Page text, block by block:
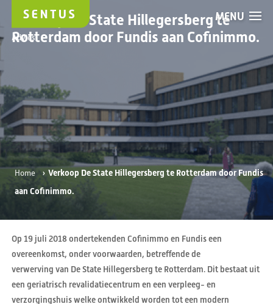
Advies
MENU
Verkoop De State Hillegersberg te
Rotterdam door Fundis aan Cofinimmo.
Home ›Verkoop De State Hillegersberg te Rotterdam door Fundis
aan Cofinimmo.
Op 19 juli 2018 ondertekenden Cofinimmo en Fundis een
overeenkomst, onder voorwaarden, betreffende de
verwerving van De State Hillegersberg te Rotterdam. Dit bestaat uit
een geriatrisch revalidatiecentrum en een verpleeg- en
verzorgingshuis welke ontwikkeld worden tot een modern